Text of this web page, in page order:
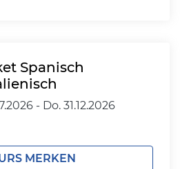
Spanisch
- Do. 31.12.2026
MERKEN